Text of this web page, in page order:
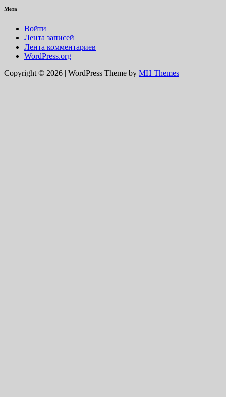
Мета
Войти
Лента записей
Лента комментариев
WordPress.org
Copyright © 2026 | WordPress Theme by MH Themes